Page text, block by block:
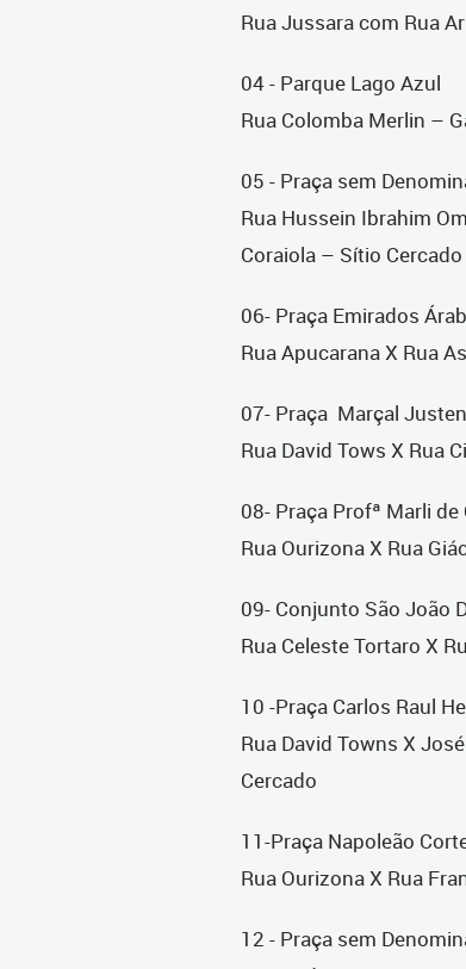
Rua Jussara com Rua
04 - Parque Lago Azul
Rua Colomba Merlin –
05 - Praça sem
Rua Hussein Ibrahim
Coraiola – Sítio Cercado
06- Praça Emirados
Rua Apucarana X Rua
07- Praça Marçal Justen
Rua David Tows X Rua
08- Praça Profª Marli
Rua Ourizona X Rua
09- Conjunto São João
Rua Celeste Tortaro X
10 -Praça Carlos Raul
Rua David Towns X
Cercado
11-Praça Napoleão
Rua Ourizona X Rua
12 - Praça sem